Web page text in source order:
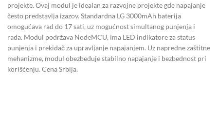
projekte. Ovaj modul je idealan za razvojne projekte gde napajanje
često predstavlja izazov. Standardna LG 3000mAh baterija
omogućava rad do 17 sati, uz mogućnost simultanog punjenja i
rada. Modul podržava NodeMCU, ima LED indikatore za status
punjenja i prekidač za upravljanje napajanjem. Uz napredne zaštitne
mehanizme, modul obezbeđuje stabilno napajanje i bezbednost pri
korišćenju. Cena Srbija.